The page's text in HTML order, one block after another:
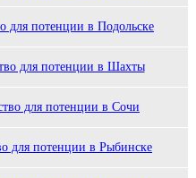
для потенции в Подольске
для потенции в Шахты
для потенции в Сочи
для потенции в Рыбинске